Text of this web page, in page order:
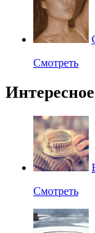
Смотреть
Интересное
Смотреть